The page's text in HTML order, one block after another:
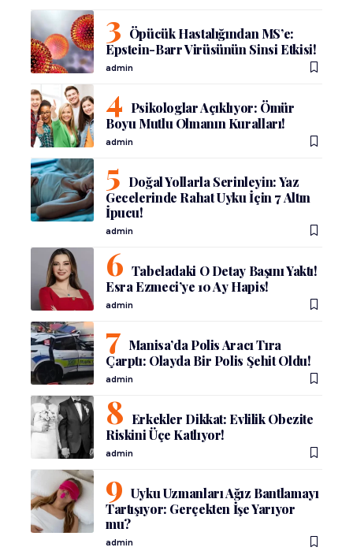
Öpücük Hastalığından MS’e:
Epstein-Barr Virüsünün Sinsi Etkisi!
admin
Psikologlar Açıklıyor: Ömür
Boyu Mutlu Olmanın Kuralları!
admin
Doğal Yollarla Serinleyin: Yaz
Gecelerinde Rahat Uyku İçin 7 Altın
İpucu!
admin
Tabeladaki O Detay Başını Yaktı!
Esra Ezmeci’ye 10 Ay Hapis!
admin
Manisa’da Polis Aracı Tıra
Çarptı: Olayda Bir Polis Şehit Oldu!
admin
Erkekler Dikkat: Evlilik Obezite
Riskini Üçe Katlıyor!
admin
Uyku Uzmanları Ağız Bantlamayı
Tartışıyor: Gerçekten İşe Yarıyor
mu?
admin